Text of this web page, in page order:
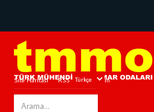
Site Haritası RSS Bize Ulaşın